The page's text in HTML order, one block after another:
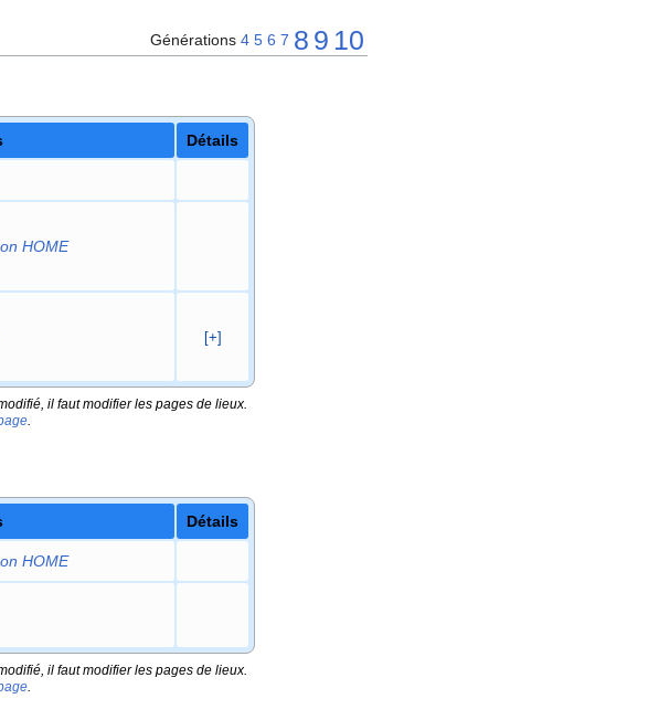
Générations 4 5 6 7 8 9 10
Détails
HOME
[+]
il faut modifier les pages de lieux.
Détails
HOME
il faut modifier les pages de lieux.